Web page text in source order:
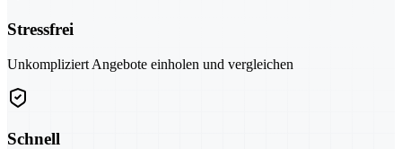
Stressfrei
Unkompliziert Angebote einholen und vergleichen
Schnell